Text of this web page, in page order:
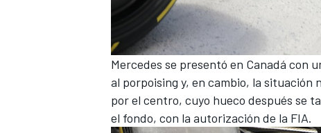
Mercedes se presentó en Canadá con
al porpoising y, en cambio, la
por el centro, cuyo hueco después se
el fondo, con la autorización de la FIA.